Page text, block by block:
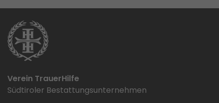
Verein TrauerHilfe
Südtiroler Bestattungsunternehmen